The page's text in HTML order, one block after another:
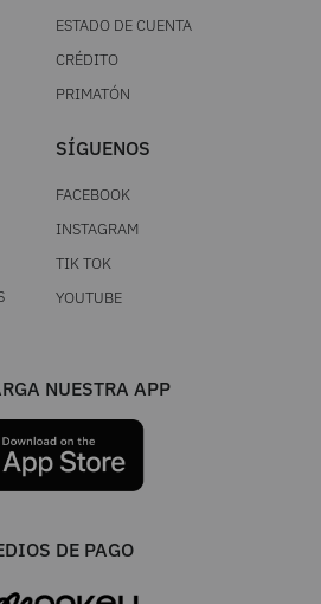
ESTADO DE CUENTA
CRÉDITO
PRIMATÓN
SÍGUENOS
FACEBOOK
INSTAGRAM
TIK TOK
YOUTUBE
NUESTRA APP
DE PAGO